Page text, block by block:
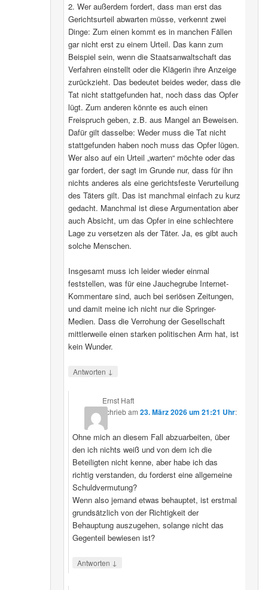
2. Wer außerdem fordert, dass man erst das
Gerichtsurteil abwarten müsse, verkennt zwei
Dinge: Zum einen kommt es in manchen Fällen
gar nicht erst zu einem Urteil. Das kann zum
Beispiel sein, wenn die Staatsanwaltschaft das
Verfahren einstellt oder die Klägerin ihre Anzeige
zurückzieht. Das bedeutet beides weder, dass die
Tat nicht stattgefunden hat, noch dass das Opfer
lügt. Zum anderen könnte es auch einen
Freispruch geben, z.B. aus Mangel an Beweisen.
Dafür gilt dasselbe: Weder muss die Tat nicht
stattgefunden haben noch muss das Opfer lügen.
Wer also auf ein Urteil „warten“ möchte oder das
gar fordert, der sagt im Grunde nur, dass für ihn
nichts anderes als eine gerichtsfeste Verurteilung
des Täters gilt. Das ist manchmal einfach zu kurz
gedacht. Manchmal ist diese Argumentation aber
auch Absicht, um das Opfer in eine schlechtere
Lage zu versetzen als der Täter. Ja, es gibt auch
solche Menschen.
Insgesamt muss ich leider wieder einmal
feststellen, was für eine Jauchegrube Internet-
Kommentare sind, auch bei seriösen Zeitungen,
und damit meine ich nicht nur die Springer-
Medien. Dass die Verrohung der Gesellschaft
mittlerweile einen starken politischen Arm hat, ist
kein Wunder.
Antworten ↓
Ernst Haft
schriebam23. März 2026 um 21:21 Uhr:
Ohne mich an diesem Fall abzuarbeiten, über
den ich nichts weiß und von dem ich die
Beteiligten nicht kenne, aber habe ich das
richtig verstanden, du forderst eine allgemeine
Schuldvermutung?
Wenn also jemand etwas behauptet, ist erstmal
grundsätzlich von der Richtigkeit der
Behauptung auszugehen, solange nicht das
Gegenteil bewiesen ist?
Antworten ↓